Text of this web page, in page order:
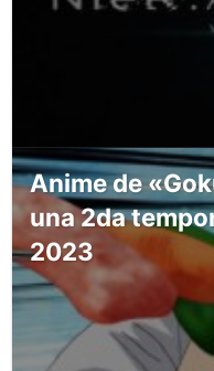
Anime de
una 2da
2023